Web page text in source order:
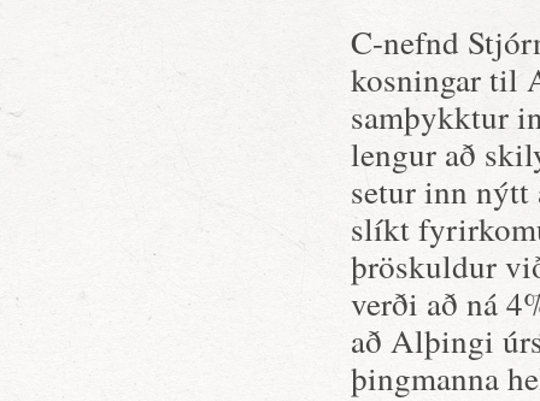
C-nefnd
kosningar til
samþykktur
lengur að
setur inn
slíkt
þröskuldur
verði að ná
að Alþingi
þingmanna